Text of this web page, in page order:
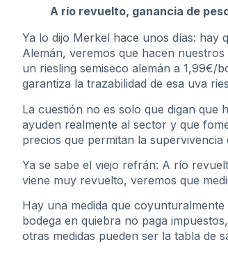
A río revuelto, ganancia de
Ya lo dijo Merkel hace unos días: hay
Alemán, veremos que hacen
un riesling semiseco alemán a 1,99€/
garantiza la trazabilidad de esa uva
La cuestión no es solo que digan que
ayuden realmente al sector y que
precios que permitan la
Ya se sabe el viejo refrán: A río
viene muy revuelto, veremos que
Hay una medida que
bodega en quiebra no paga
otras medidas pueden ser la tabla de